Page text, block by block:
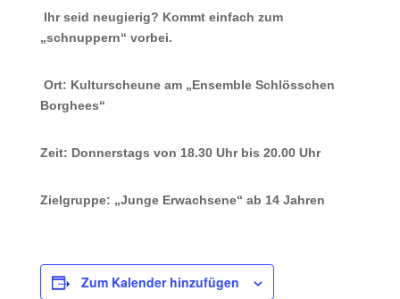
Ihr seid neugierig? Kommt einfach zum
„schnuppern“ vorbei.
Ort: Kulturscheune am „Ensemble Schlösschen
Borghees“
Zeit: Donnerstags von 18.30 Uhr bis 20.00 Uhr
Zielgruppe: „Junge Erwachsene“ ab 14 Jahren
Zum Kalender hinzufügen